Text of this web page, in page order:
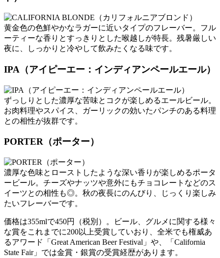
黄金色の色鮮やかなラガーに近いタイプのフレーバー。フル
ーティーな香りとすっきりとした喉越しが特長。残暑厳しい
夜に、しっかりと冷やして飲みたくなる味です。
IPA（アイピーエー：インディアンペールエール）
ずっしりとした濃厚な苦味とコクが楽しめるエールビール。
お肉料理やスパイス、ガーリックの効いたパンチのある料理
との相性が抜群です。
PORTER（ポーター）
濃厚な色味とローストしたような深い香りが楽しめるポータ
ービール。チーズやナッツや意外にもチョコレートなどのス
イーツとの相性も◎。秋の夜長にのんびり、じっくり楽しみ
たいフレーバーです。
価格は355mlで450円（税別）。ビール、グルメに関する様々
な賞をこれまでに200以上受賞していおり、全米でも権威あ
るアワード「Great American Beer Festival」や、「California
State Fair」では金賞・銀賞の受賞経歴があります。